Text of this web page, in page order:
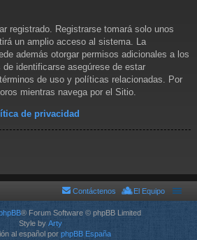
registrado. Registrarse tomará solo unos
un amplio acceso al sistema. La
además otorgar permisos adicionales a los
identificarse asegúrese de estar
de uso y políticas relacionadas. Por
mientras navega por el Sitio.
de privacidad
El Equipo
Contáctenos
® Forum Software © phpBB Limited
Style by Arty
al español por phpBB España